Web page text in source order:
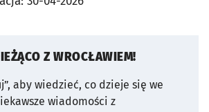
Z WROCŁAWIEM!
aby wiedzieć, co dzieje się we
wiadomości z